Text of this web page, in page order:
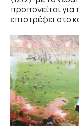
προπονείται
επιστρέφει στο